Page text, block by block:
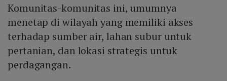
Komunitas-komunitas ini, umumnya
menetap di wilayah yang memiliki akses
terhadap sumber air, lahan subur untuk
pertanian, dan lokasi strategis untuk
perdagangan.